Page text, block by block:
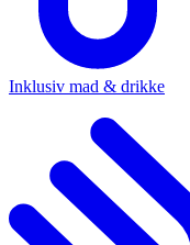
Inklusiv mad & drikke